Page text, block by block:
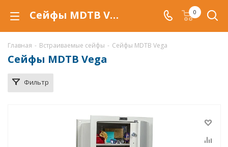
Сейфы MDTB Vega купить в Краснодаре, встраиваемый сейф тайник MDTB Vega по низкой цене с доставкой 0
Главная - Встраиваемые сейфы - Сейфы MDTB Vega
Сейфы MDTB Vega
Фильтр